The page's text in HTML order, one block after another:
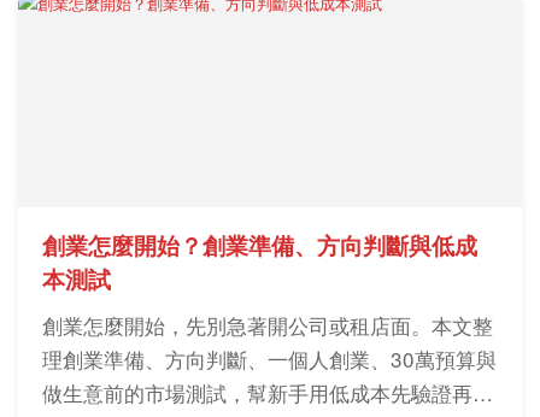
創業怎麼開始？創業準備、方向判斷與低成
本測試
創業怎麼開始，先別急著開公司或租店面。本文整
理創業準備、方向判斷、一個人創業、30萬預算與
做生意前的市場測試，幫新手用低成本先驗證再投